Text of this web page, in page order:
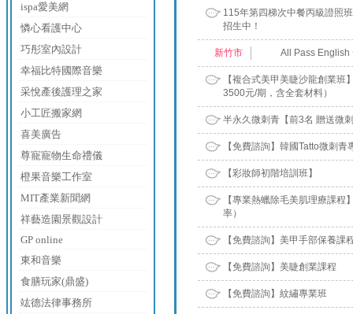
ispa愛美網
憐心看護中心
巧彤室內設計
幸福比特國際音樂
采悅產後護理之家
小工匠搬家網
喜美廣告
尊寵寵物生命禮儀
橙果音樂工作室
MIT產業新聞網
祥藝造園景觀設計
GP online
東和音樂
食膳玩家(鼎盛)
竑德法律事務所
115年第四梯次中餐丙級證照
招生中！
新竹市 All Pass English
【複合式美甲美睫沙龍創業班
3500元/期，含全套材料）
半永久微刺青【前3名 贈送微
【免費諮詢】韓國Tatto微刺青
【彩妝師初階培訓班】
【專業熱蠟除毛美肌理療課程
率）
【免費諮詢】美甲手部保養課
【免費諮詢】美睫創業課程
【免費諮詢】紋繡專業班